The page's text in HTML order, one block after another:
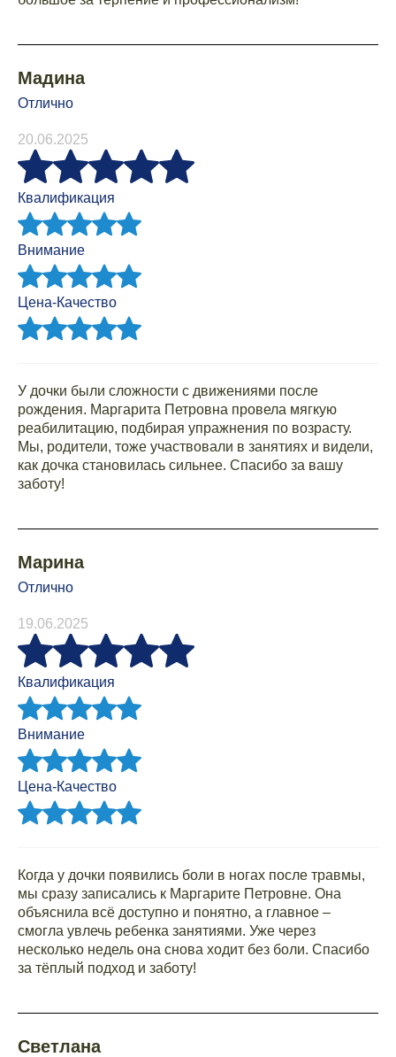
Мадина
Отлично
20.06.2025
Квалификация
Внимание
Цена-Качество
У дочки были сложности с движениями после
рождения. Маргарита Петровна провела мягкую
реабилитацию, подбирая упражнения по возрасту.
Мы, родители, тоже участвовали в занятиях и видели,
как дочка становилась сильнее. Спасибо за вашу
заботу!
Марина
Отлично
19.06.2025
Квалификация
Внимание
Цена-Качество
Когда у дочки появились боли в ногах после травмы,
мы сразу записались к Маргарите Петровне. Она
объяснила всё доступно и понятно, а главное –
смогла увлечь ребенка занятиями. Уже через
несколько недель она снова ходит без боли. Спасибо
за тёплый подход и заботу!
Светлана